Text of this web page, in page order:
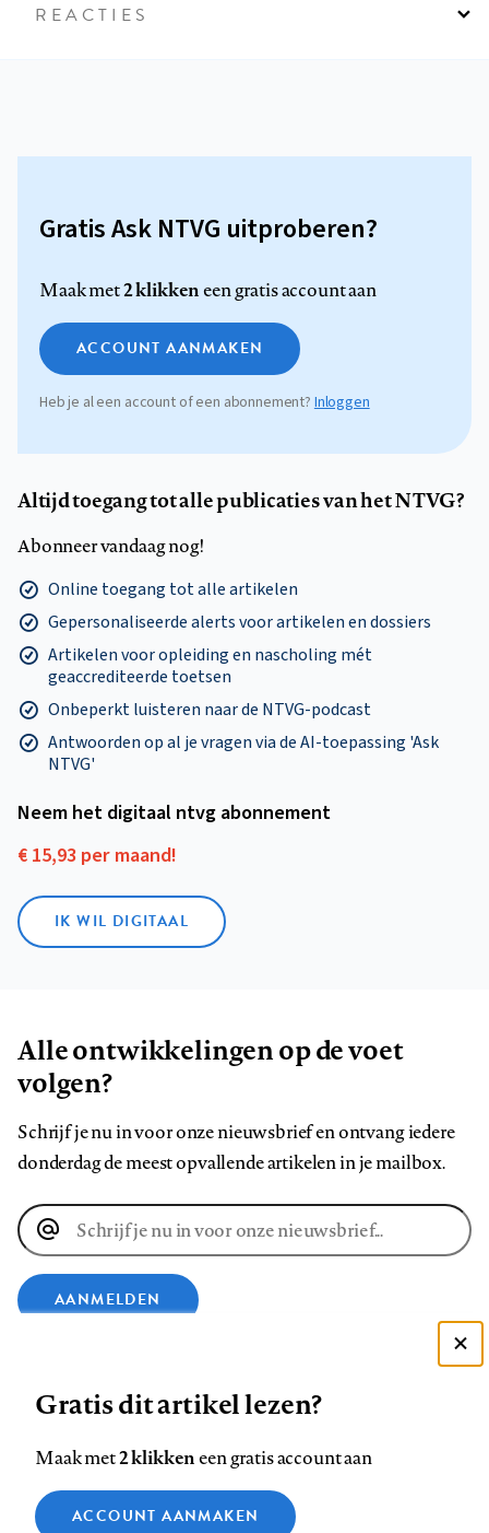
REACTIES
Gratis Ask NTVG uitproberen?
Maak met2 klikkeneen gratis account aan
ACCOUNT AANMAKEN
Heb je al een account of een abonnement?Inloggen
Altijd toegang tot alle publicaties van het NTVG?
Abonneer vandaag nog!
Online toegang tot alle artikelen
Gepersonaliseerde alerts voor artikelen en dossiers
Artikelen voor opleiding en nascholing mét
geaccrediteerde toetsen
Onbeperkt luisteren naar de NTVG-podcast
Antwoorden op al je vragen via de AI-toepassing 'Ask
NTVG'
Neem het digitaal ntvg abonnement
€ 15,93 per maand!
IK WIL DIGITAAL
Alle ontwikkelingen op de voet
volgen?
Schrijf je nu in voor onze nieuwsbrief en ontvang iedere
donderdag de meest opvallende artikelen in je mailbox.
E-
mailadres
AANMELDEN
op
op
op
ons
op
Contact Colofon Disclaimer Privacy
Zie onze cookie policy
Gratis dit artikel lezen?
Maak met2 klikkeneen gratis account aan
ACCOUNT AANMAKEN